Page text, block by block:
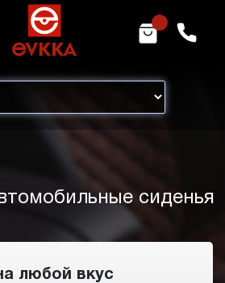
h m
сиденья
любой вкус